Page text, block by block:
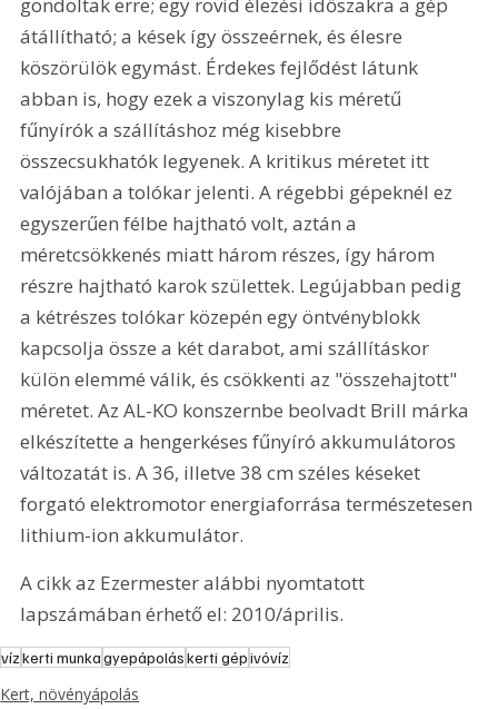
átállítható; a kések így összeérnek, és élesre
köszörülök egymást. Érdekes fejlődést látunk
abban is, hogy ezek a viszonylag kis méretű
fűnyírók a szállításhoz még kisebbre
összecsukhatók legyenek. A kritikus méretet itt
valójában a tolókar jelenti. A régebbi gépeknél ez
egyszerűen félbe hajtható volt, aztán a
méretcsökkenés miatt három részes, így három
részre hajtható karok születtek. Legújabban pedig
a kétrészes tolókar közepén egy öntvényblokk
kapcsolja össze a két darabot, ami szállításkor
külön elemmé válik, és csökkenti az "összehajtott"
méretet. Az AL-KO konszernbe beolvadt Brill márka
elkészítette a hengerkéses fűnyíró akkumulátoros
változatát is. A 36, illetve 38 cm széles késeket
forgató elektromotor energiaforrása természetesen
lithium-ion akkumulátor.
A cikk az Ezermester alábbi nyomtatott
lapszámában érhető el: 2010/április.
vízkerti munkagyepápoláskerti gépivóvíz
Kert, növényápolás